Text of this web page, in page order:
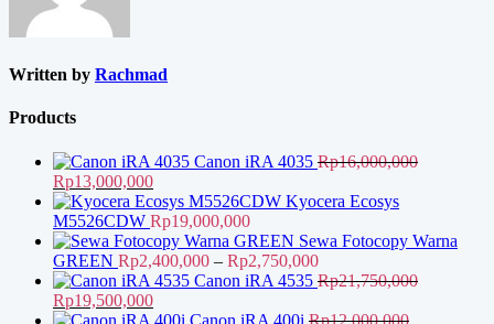
Written by Rachmad
Products
Canon iRA 4035 Rp16,000,000
Harga
aslinya
adalah:
Rp16,000,000.
Rp13,000,000Harga
saat
ini
adalah:
Rp13,000,000.
Kyocera Ecosys
M5526CDW Rp19,000,000
Sewa Fotocopy Warna
GREEN Rp2,400,000 – Rp2,750,000Rentang
harga:
hingga
Canon iRA 4535 Rp21,750,000
Harga
aslinya
Rp19,500,000Harga
saat Canon iRA 400i Rp12,000,000